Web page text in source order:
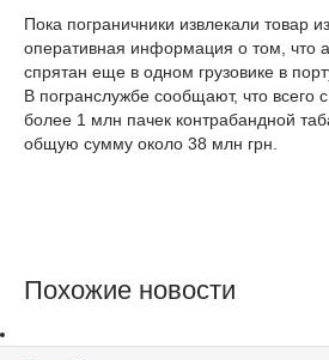
Пока пограничники извлекали товар
оперативная информация о том, что
спрятан еще в одном грузовике в
В погранслужбе сообщают, что всего
более 1 млн пачек контрабандной
общую сумму около 38 млн грн.
Похожие новости